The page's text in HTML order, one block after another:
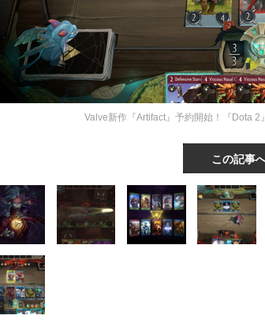
Valve新作『Artifact』予約開始！『Dota
この記事